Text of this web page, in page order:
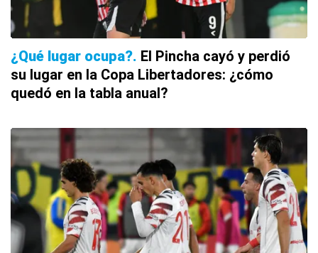
¿Qué lugar ocupa? El Pincha cayó y perdió
su lugar en la Copa Libertadores: ¿cómo
quedó en la tabla anual?